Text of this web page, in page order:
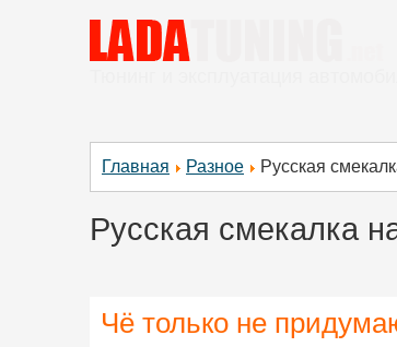
Главная Разное Русская
Русская смекалка
Чё только не